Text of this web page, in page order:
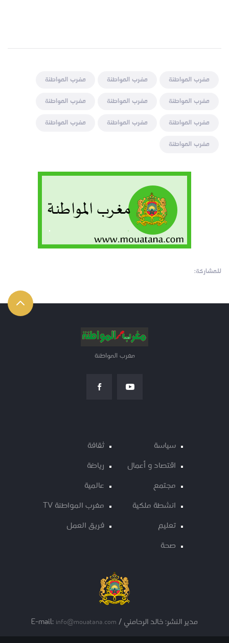
مغرب المواطنة مغرب المواطنة
مغرب المواطنة
مغرب المواطنة
مغرب المواطنة
مغرب المواطنة
مغرب المواطنة
مغرب المواطنة
مغرب المواطنة
مغرب المواطنة
للمشاركة:
مغرب المواطنة
سياسة
اقتصاد و أعمال
مجتمع
انشطة ملكية
تعليم
صحة
ثقافة
رياضة
عالمية
مغرب المواطنة TV
فريق العمل
مدير النشر: خالد الرحامني / E-mail: info@mouatana.com